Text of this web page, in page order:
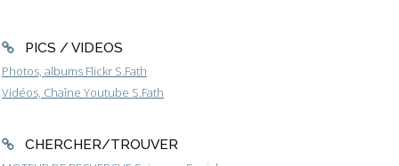
PICS / VIDEOS
Photos, albums Flickr S.Fath
Vidéos, Chaîne Youtube S.Fath
CHERCHER/TROUVER